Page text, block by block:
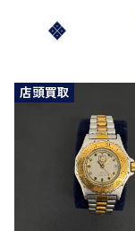
店頭買取